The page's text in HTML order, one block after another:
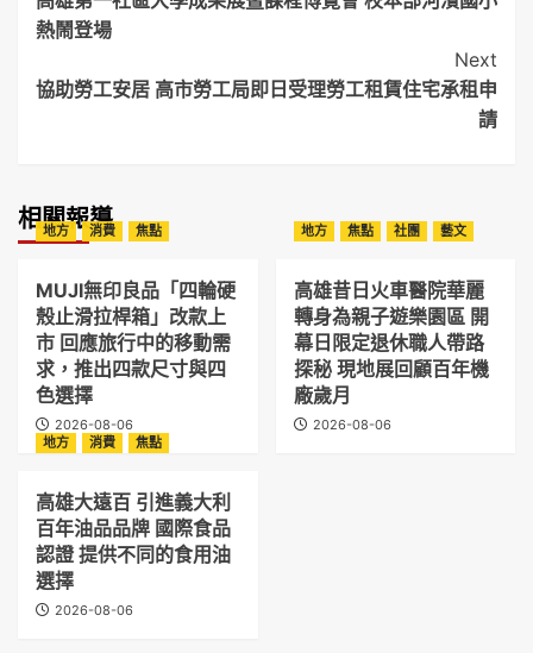
Navigation
熱鬧登場
Next
協助勞工安居 高市勞工局即日受理勞工租賃住宅承租申
請
相關報導
地方 消費 焦點
MUJI無印良品「四輪硬
殼止滑拉桿箱」改款上
市 回應旅行中的移動需
求，推出四款尺寸與四
色選擇
2026-08-06
地方 焦點 社團 藝文
高雄昔日火車醫院華麗
轉身為親子遊樂園區 開
幕日限定退休職人帶路
探秘 現地展回顧百年機
廠歲月
2026-08-06
地方
消費 焦點
高雄大遠百 引進義大利
百年油品品牌 國際食品
認證 提供不同的食用油
選擇
2026-08-06